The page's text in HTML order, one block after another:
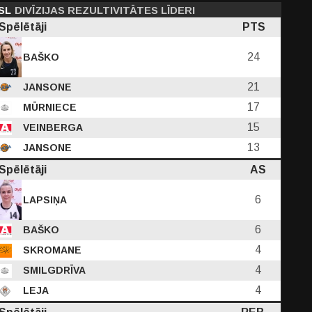
DIVĪZIJAS REZULTIVITĀTES LĪDERI
PTS
BAŠKO 24
JANSONE 21
MŪRNIECE 17
VEINBERGA 15
JANSONE
13
AS
LAPSIŅA 6
BAŠKO 6
SKROMANE 4
SMILGDRĪVA 4
LEJA
4